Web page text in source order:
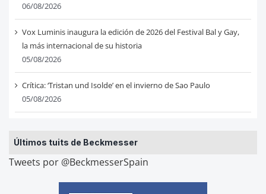
06/08/2026
Vox Luminis inaugura la edición de 2026 del Festival Bal y Gay,
la más internacional de su historia
05/08/2026
Crítica: ‘Tristan und Isolde’ en el invierno de Sao Paulo
05/08/2026
Últimos tuits de Beckmesser
Tweets por @BeckmesserSpain